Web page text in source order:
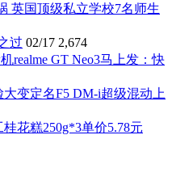
英国顶级私立学校7名师生
过 02/17 2,674
realme GT Neo3马上发：快
变定名F5 DM-i超级混动上
花糕250g*3单价5.78元